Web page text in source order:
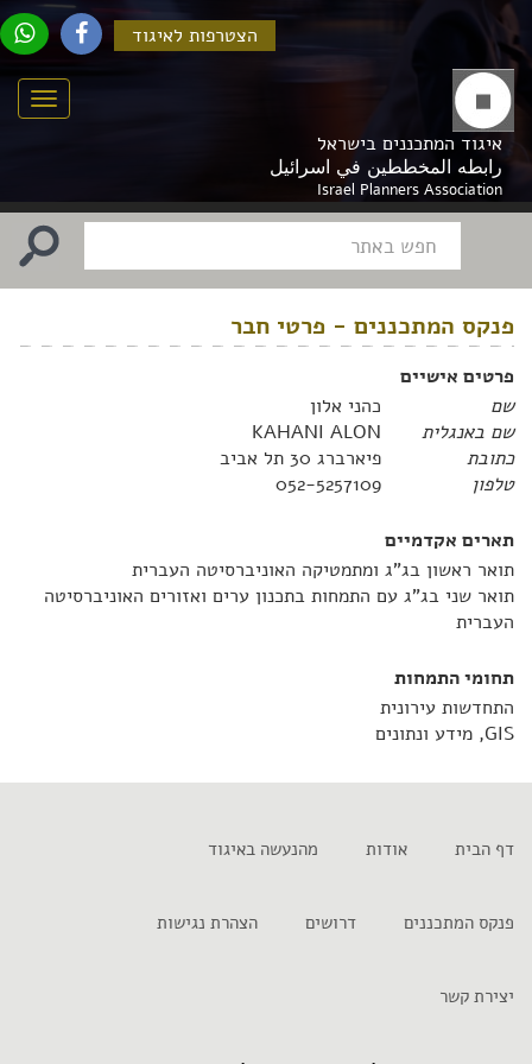
הצטרפות לאיגוד
איגוד המתכננים בישראל
رابطه المخططين في اسرائيل
Israel Planners Association
פנקס המתכננים - פרטי חבר
פרטים אישיים
שם
כהני אלון
שם באנגלית
KAHANI ALON
כתובת
פיארברג 30 תל אביב
טלפון
052-5257109
תארים אקדמיים
תואר ראשון בג"ג ומתמטיקה האוניברסיטה העברית
תואר שני בג"ג עם התמחות בתכנון ערים ואזורים האוניברסיטה
העברית
תחומי התמחות
התחדשות עירונית
GIS, מידע ונתונים
דף הבית אודות מהנעשה באיגוד
פנקס המתכננים דרושים הצהרת נגישות
יצירת קשר